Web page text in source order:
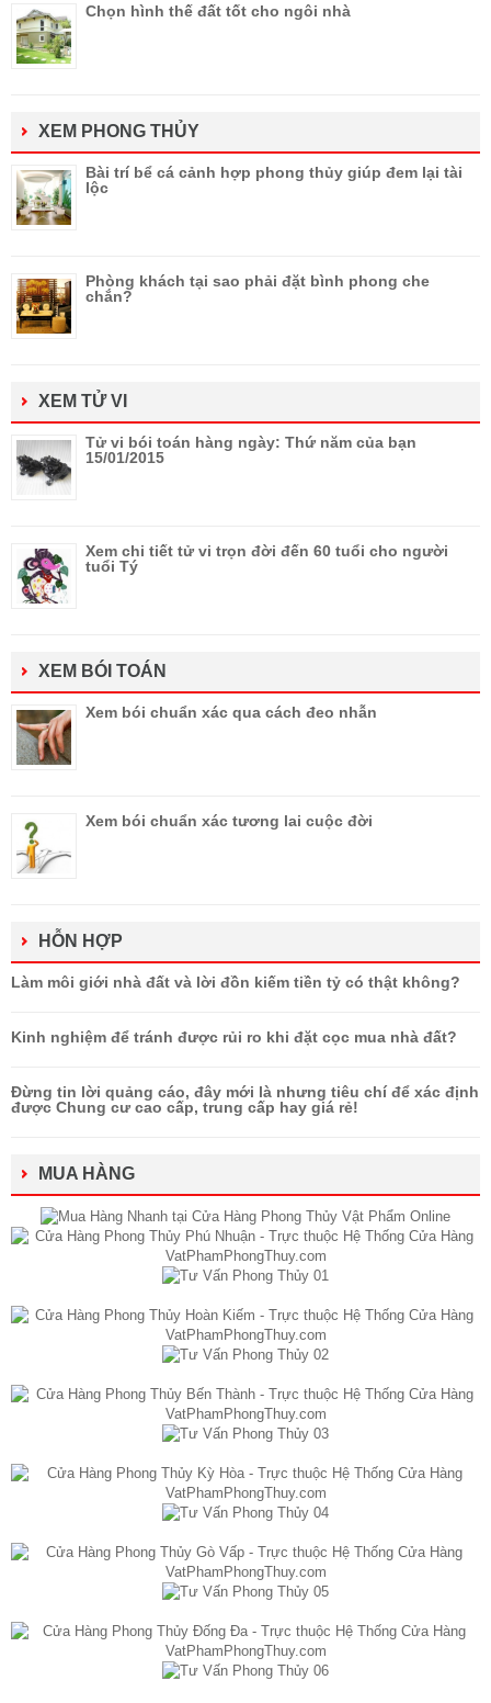
Chọn hình thế đất tốt cho ngôi nhà
XEM PHONG THỦY
Bài trí bể cá cảnh hợp phong thủy giúp đem lại tài
lộc
Phòng khách tại sao phải đặt bình phong che
chắn?
XEM TỬ VI
Tử vi bói toán hàng ngày: Thứ năm của bạn
15/01/2015
Xem chi tiết tử vi trọn đời đến 60 tuổi cho người
tuổi Tý
XEM BÓI TOÁN
Xem bói chuẩn xác qua cách đeo nhẫn
Xem bói chuẩn xác tương lai cuộc đời
HỖN HỢP
Làm môi giới nhà đất và lời đồn kiếm tiền tỷ có thật không?
Kinh nghiệm để tránh được rủi ro khi đặt cọc mua nhà đất?
Đừng tin lời quảng cáo, đây mới là nhưng tiêu chí để xác định
được Chung cư cao cấp, trung cấp hay giá rẻ!
MUA HÀNG